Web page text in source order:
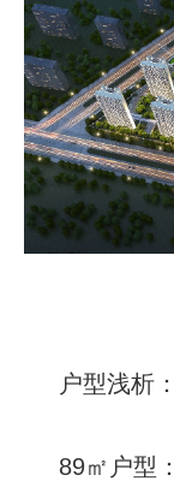
户型浅析：
89㎡户型：